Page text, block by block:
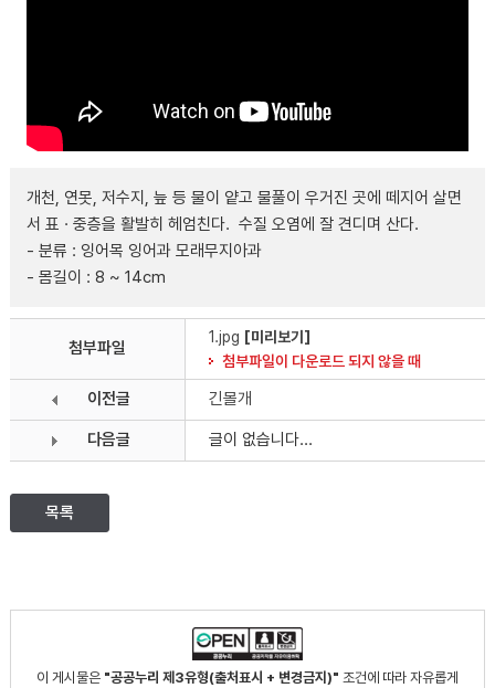
개천, 연못, 저수지, 늪 등 물이 얕고 물풀이 우거진 곳에 떼지어 살면
서 표 · 중층을 활발히 헤엄친다. 수질 오염에 잘 견디며 산다.
- 분류 : 잉어목 잉어과 모래무지아과
- 몸길이 : 8 ~ 14cm
첨부파일
1.jpg [미리보기]
첨부파일이 다운로드 되지 않을 때
이전글 긴몰개
다음글 글이 없습니다...
목록
이 게시물은 "공공누리 제3유형(출처표시 + 변경금지)" 조건에 따라 자유롭게